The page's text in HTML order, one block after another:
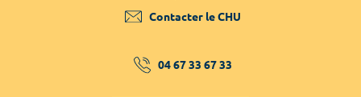
Contacter le CHU
04 67 33 67 33